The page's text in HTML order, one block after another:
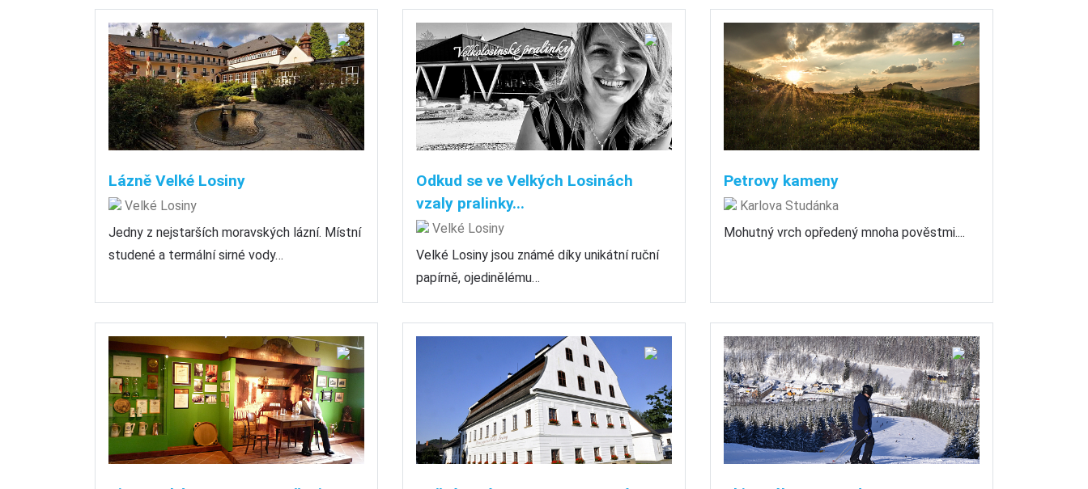
Lázně Velké Losiny
Velké Losiny
Jedny z nejstarších moravských lázní. Místní
studené a termální sirné vody…
Odkud se ve Velkých Losinách
vzaly pralinky...
Velké Losiny
Velké Losiny jsou známé díky unikátní ruční
papírně, ojedinělému…
Petrovy kameny
Karlova Studánka
Mohutný vrch opředený mnoha pověstmi....